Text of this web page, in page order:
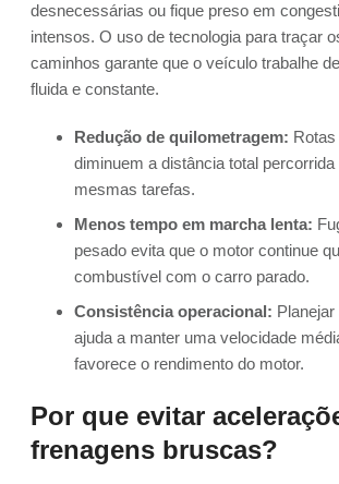
desnecessárias ou fique preso em
intensos. O uso de tecnologia para traçar
caminhos garante que o veículo trabalhe
fluida e constante.
Redução de quilometragem: Rotas
diminuem a distância total
mesmas tarefas.
Menos tempo em marcha lenta:
pesado evita que o motor continue
combustível com o carro parado.
Consistência operacional:
ajuda a manter uma velocidade
favorece o rendimento do motor.
Por que evitar
frenagens bruscas?